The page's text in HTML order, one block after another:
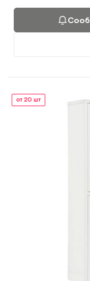
от 20 шт